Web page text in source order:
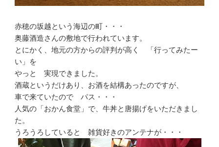
赤穂の坂越という海辺の町・・・
奥藤酒造さんの敷地で行われています。
とにかく、地元の方からの評判が高く 「行ってみたー
い」を
やっと 実現できました。
酒蔵というだけあり、お酒を結構あったのですが、
車で来ていたので パス・・・
人気の「おかん食堂」で、牛丼と唐揚げをいただきまし
た。
うろうろしていると 雑貨好きのアンテナが・・・